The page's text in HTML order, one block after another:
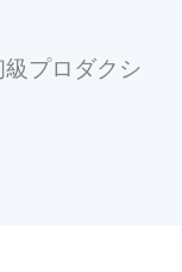
プロダクシ